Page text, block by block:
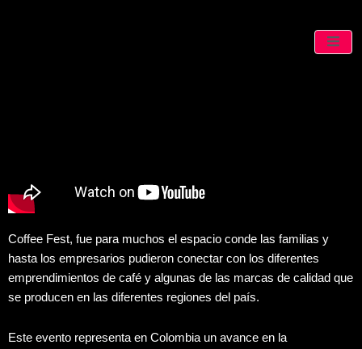
Coffee Fest, fue para muchos el espacio conde las familias y
hasta los empresarios pudieron conectar con los diferentes
emprendimientos de café y algunas de las marcas de calidad que
se producen en las diferentes regiones del país.
Este evento representa en Colombia un avance en la